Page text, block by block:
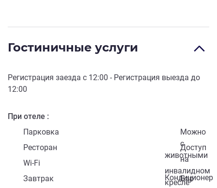
Гостиничные услуги
Регистрация заезда с 12:00 - Регистрация выезда до
12:00
При отеле
Парковка
Можно
с
животными
Ресторан
Доступ
на
инвалидном
кресле
Wi-Fi
Кондиционер
Завтрак
Бар